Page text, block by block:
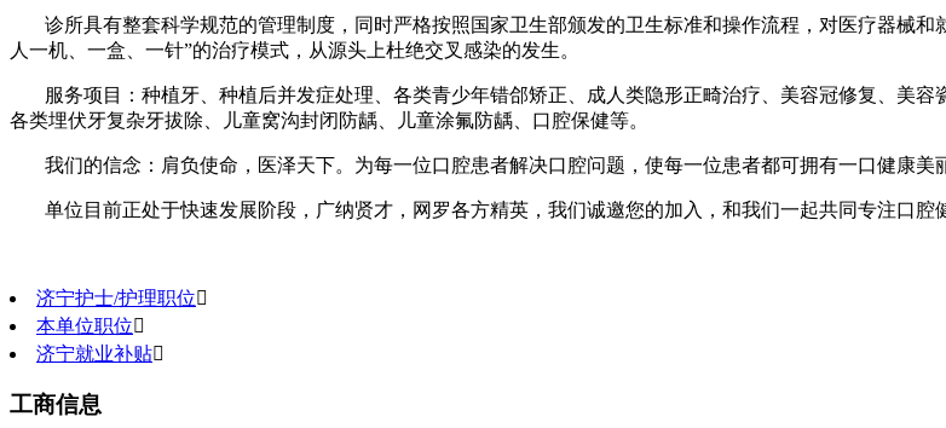
诊所具有整套科学规范的管理制度，同时严格按照国家卫生部颁发的卫生标准和操作流程，对医疗器械
人一机、一盒、一针”的治疗模式，从源头上杜绝交叉感染的发生。
服务项目：种植牙、种植后并发症处理、各类青少年错郃矫正、成人类隐形正畸治疗、美容冠修复、美
各类埋伏牙复杂牙拔除、儿童窝沟封闭防龋、儿童涂氟防龋、口腔保健等。
我们的信念：肩负使命，医泽天下。为每一位口腔患者解决口腔问题，使每一位患者都可拥有一口健康美
单位目前正处于快速发展阶段，广纳贤才，网罗各方精英，我们诚邀您的加入，和我们一起共同专注口腔
济宁护士/护理职位
本单位职位
济宁就业补贴
工商信息